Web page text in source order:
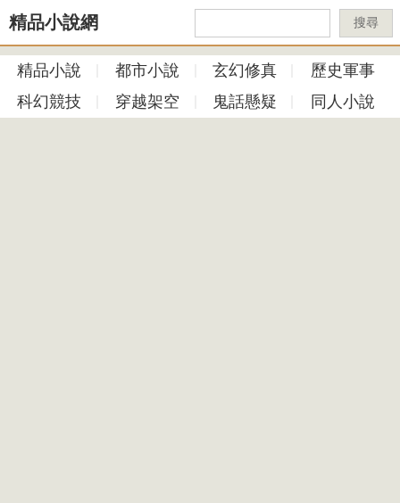
精品小說網 搜尋
精品小說 都市小說 玄幻修真
歷史軍事
科幻競技
穿越架空 鬼話懸疑 同人小說